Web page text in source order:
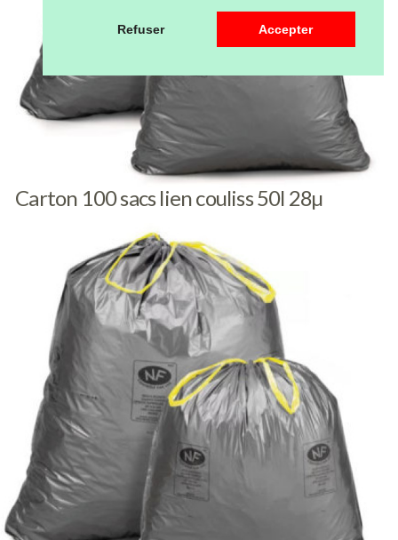
Refuser Accepter
Carton 100 sacs lien couliss 50l 28µ